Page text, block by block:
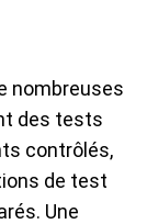
nombreuses
des tests
contrôlés,
de test
Une